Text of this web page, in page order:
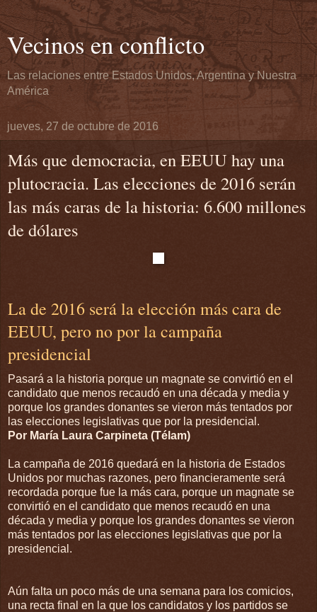
Vecinos en conflicto
Las relaciones entre Estados Unidos, Argentina y Nuestra
América
jueves, 27 de octubre de 2016
Más que democracia, en EEUU hay una
plutocracia. Las elecciones de 2016 serán
las más caras de la historia: 6.600 millones
de dólares
La de 2016 será la elección más cara de
EEUU, pero no por la campaña
presidencial
Pasará a la historia porque un magnate se convirtió en el
candidato que menos recaudó en una década y media y
porque los grandes donantes se vieron más tentados por
las elecciones legislativas que por la presidencial.
Por María Laura Carpineta (Télam)
La campaña de 2016 quedará en la historia de Estados
Unidos por muchas razones, pero financieramente será
recordada porque fue la más cara, porque un magnate se
convirtió en el candidato que menos recaudó en una
década y media y porque los grandes donantes se vieron
más tentados por las elecciones legislativas que por la
presidencial.
Aún falta un poco más de una semana para los comicios,
una recta final en la que los candidatos y los partidos se